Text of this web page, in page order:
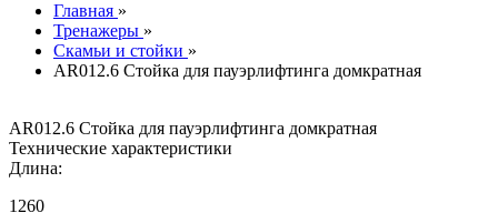
Главная »
Тренажеры »
Скамьи и стойки »
AR012.6 Стойка для пауэрлифтинга домкратная
AR012.6 Стойка для пауэрлифтинга домкратная
Технические характеристики
Длина:
1260